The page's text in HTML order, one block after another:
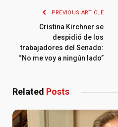
PREVIOUS ARTICLE
Cristina Kirchner se
despidió de los
trabajadores del Senado:
“No me voy a ningún lado”
Related Posts